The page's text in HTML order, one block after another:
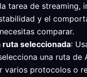
tarea de streaming,
y el
comparar.
ruta seleccionada:
una ruta de
varios protocolos o